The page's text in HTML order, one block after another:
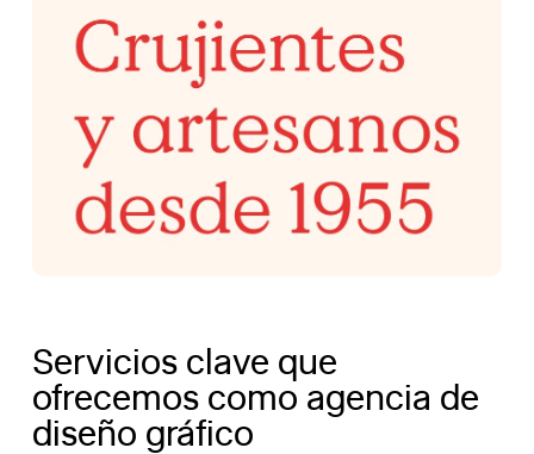
Servicios clave que
ofrecemos como agencia de
diseño gráfico